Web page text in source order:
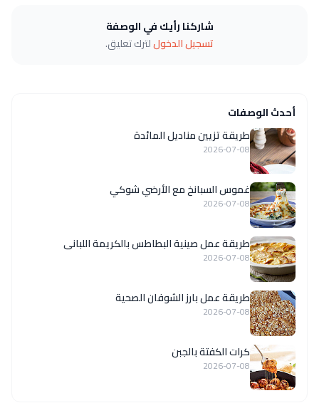
شاركنا رأيك في الوصفة
تسجيل الدخوللترك تعليق.
أحدث الوصفات
طريقة تزيين مناديل المائدة
2026-07-08
غموس السبانخ مع الأرضي شوكي
2026-07-08
طريقة عمل صينية البطاطس بالكريمة اللبانى
2026-07-08
طريقة عمل بارز الشوفان الصحية
2026-07-08
كرات الكفتة بالجبن
2026-07-08